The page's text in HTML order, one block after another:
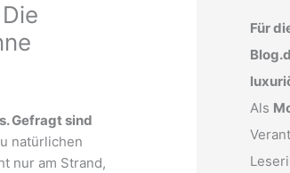
Gefragt sind
natürlichen
nur am Strand,
Für
Als